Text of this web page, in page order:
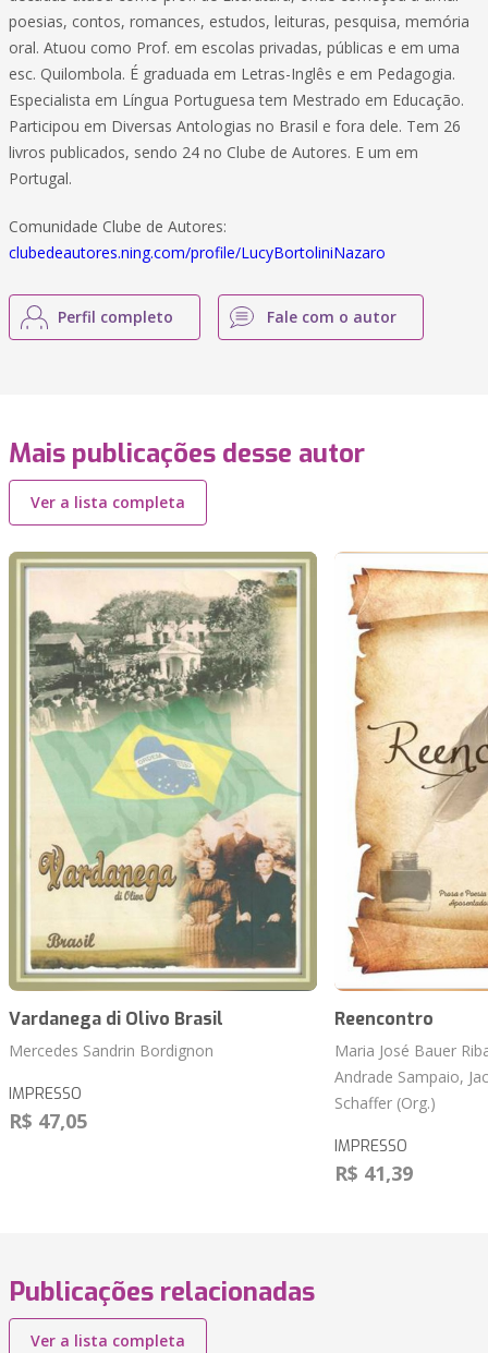
poesias, contos, romances, estudos, leituras, pesquisa, memória
oral. Atuou como Prof. em escolas privadas, públicas e em uma
esc. Quilombola. É graduada em Letras-Inglês e em Pedagogia.
Especialista em Língua Portuguesa tem Mestrado em Educação.
Participou em Diversas Antologias no Brasil e fora dele. Tem 26
livros publicados, sendo 24 no Clube de Autores. E um em
Portugal.
Comunidade Clube de Autores:
clubedeautores.ning.com/profile/LucyBortoliniNazaro
Perfil completo Fale com o autor
Mais publicações desse autor
Ver a lista completa
Vardanega di Olivo Brasil
Mercedes Sandrin Bordignon
IMPRESSO
R$ 47,05
Reencontro
Maria José Bauer
Andrade Sampaio,
Schaffer (Org.)
IMPRESSO
R$ 41,39
Publicações relacionadas
Ver a lista completa